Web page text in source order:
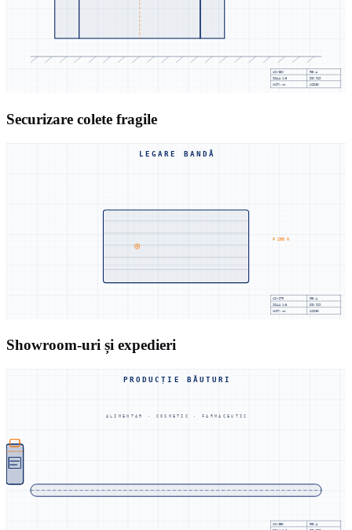
UZX-BOX REV.A
SCALA1:5
DIN 919
UNIT: mm
UZINEX
Securizare colete fragile
LEGARE BANDĂ
F 200 N
UZX-STR REV.A
SCALA1:5
DIN 919
UNIT: mm
UZINEX
Showroom-uri și expedieri
PRODUCȚIE BĂUTURI
ALIMENTAR · COSMETIC · FARMACEUTIC
UZX-BEV REV.A